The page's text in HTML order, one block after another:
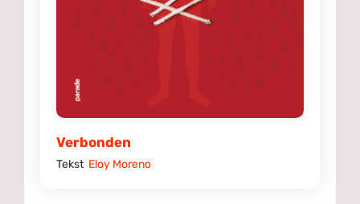
Verbonden
Tekst Eloy Moreno